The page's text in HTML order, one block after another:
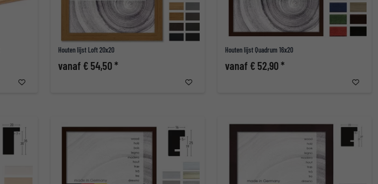
Houten lijst Loft 20x20
vanaf € 54,50 *
Houten lijst Quadrum 16x20
vanaf € 52,90 *